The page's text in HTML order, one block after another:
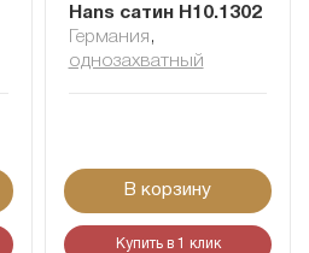
Hans сатин H10.1302
Германия ,
однозахватный
В корзину
Купить в 1 клик